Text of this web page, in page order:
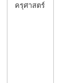
ครุศาสตร์